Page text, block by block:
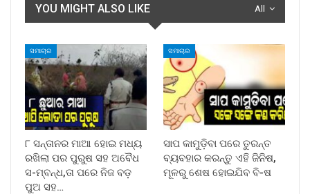
All
YOU MIGHT ALSO LIKE
ସମାଚାର
୮ ସନ୍ତାନର ମାଆ ହୋଇ ମଧ୍ୟ
ରଖିଲା ପର ପୁରୁଷ ସହ ଅବୈଧ
ସ-ମ୍ବନ୍ଧ,ତା ପରେ ନିଜ ବଡ଼
ପୁଅ ସହ…
ସମାଚାର
ସାପ କାମୁଡ଼ିବା ପରେ ତୁରନ୍ତ
ବ୍ୟବହାର କରନ୍ତୁ ଏହି ଜିନିଷ,
ମୂଳରୁ ଶେଷ ହୋଇଯିବ ବି-ଷ